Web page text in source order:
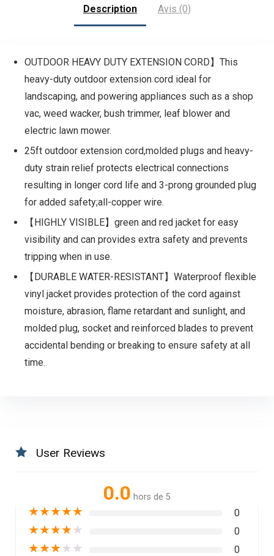
Description Avis (0)
OUTDOOR HEAVY DUTY EXTENSION CORD】This
heavy-duty outdoor extension cord ideal for
landscaping, and powering appliances such as a shop
vac, weed wacker, bush trimmer, leaf blower and
electric lawn mower.
25ft outdoor extension cord,molded plugs and heavy-
duty strain relief protects electrical connections
resulting in longer cord life and 3-prong grounded plug
for added safety;all-copper wire.
【HIGHLY VISIBLE】green and red jacket for easy
visibility and can provides extra safety and prevents
tripping when in use.
【DURABLE WATER-RESISTANT】Waterproof flexible
vinyl jacket provides protection of the cord against
moisture, abrasion, flame retardant and sunlight, and
molded plug, socket and reinforced blades to prevent
accidental bending or breaking to ensure safety at all
time.
User Reviews
0.0 hors de 5
★★★★★ 0
★★★★★ 0
★★★★★ 0